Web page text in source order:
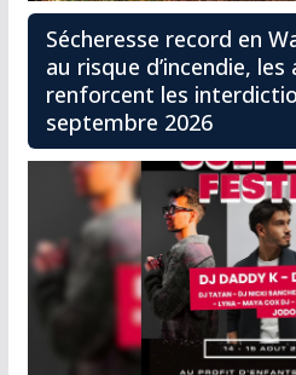
Sécheresse record en
au risque d’incendie,
renforcent les
septembre 2026